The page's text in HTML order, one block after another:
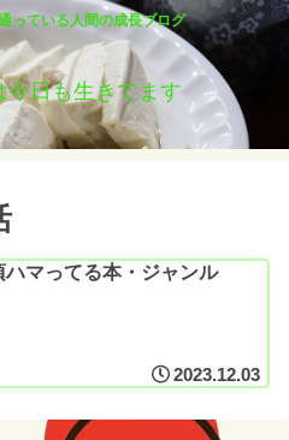
っている人間の成長ブログ
今日も生きてます
ハマってる本・ジャンル
2023.12.03